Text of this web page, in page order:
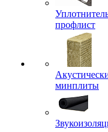
профлист
минплиты